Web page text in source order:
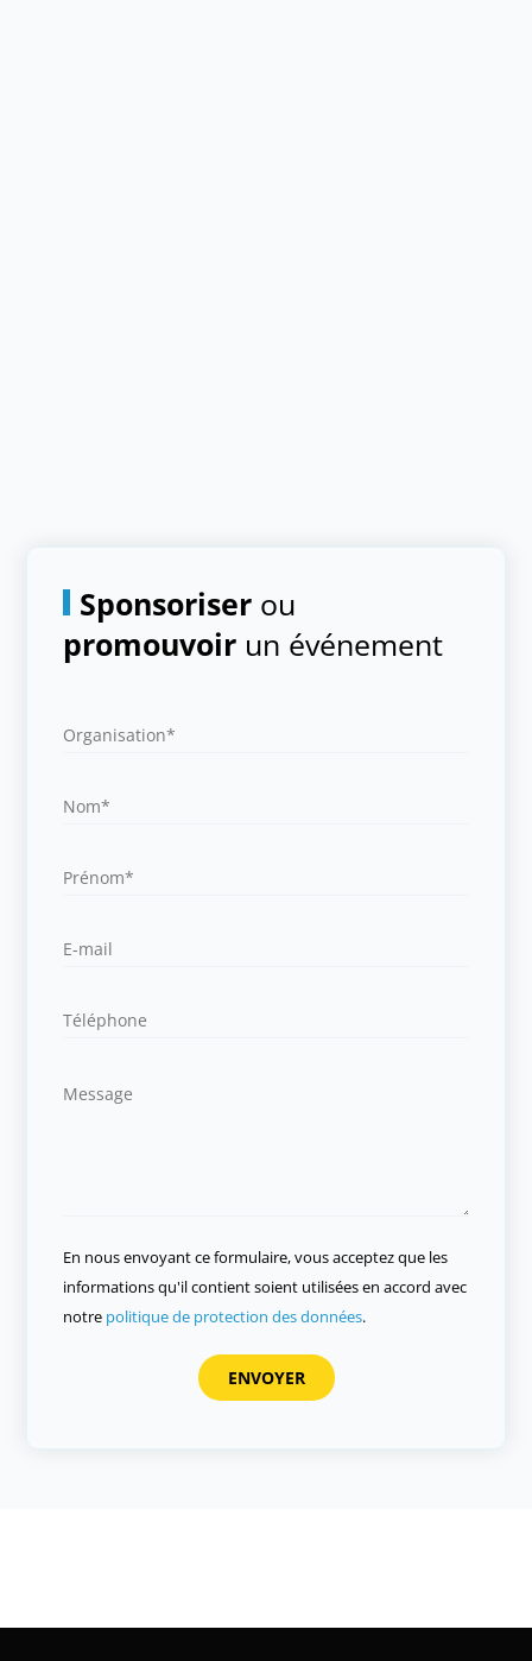
Sponsoriser ou
promouvoir un événement
En nous envoyant ce formulaire, vous acceptez que les
informations qu'il contient soient utilisées en accord avec
notre politique de protection des données.